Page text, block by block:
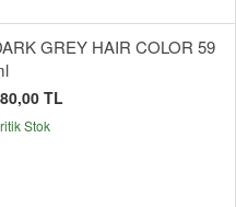
GREY HAIR COLOR 59
TL
Stok